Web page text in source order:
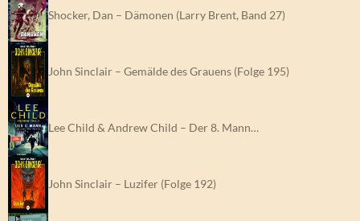
Shocker, Dan – Dämonen (Larry Brent, Band 27)
John Sinclair – Gemälde des Grauens (Folge 195)
Lee Child & Andrew Child – Der 8. Mann…
John Sinclair – Luzifer (Folge 192)